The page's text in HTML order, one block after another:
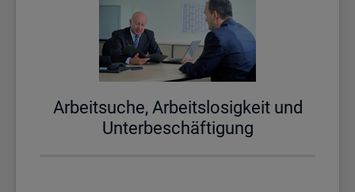
Ar­beit­su­che, Ar­beits­lo­sig­keit und
Un­ter­be­schäf­ti­gung